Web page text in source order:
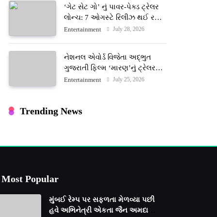
‘ગેટ સેટ ગો’ નું પાવર-પેક્ડ ટ્રેલર
લોન્ચ: 7 ઓગસ્ટે રિલીઝ થઈ રહેલ
આ ફિલ્મમાં હાઇ-ટેક VFX જોવા
Entertainment July 28, 2026
નેશનલ એવોર્ડ વિજેતા અદ્ભુત
ગુજરાતી ફિલ્મ ‘મારણ’નું ટ્રેલર
જાહેર: ૩૧ જુલાઈના રોજ થશે
Entertainment July 25, 2026
Trending News
Most Popular
મુંબઈ રેમ્પ પર સફળતા મેળવ્યા પછી
હવે અભિનેત્રી એકતા જૈન અમદાવાદ